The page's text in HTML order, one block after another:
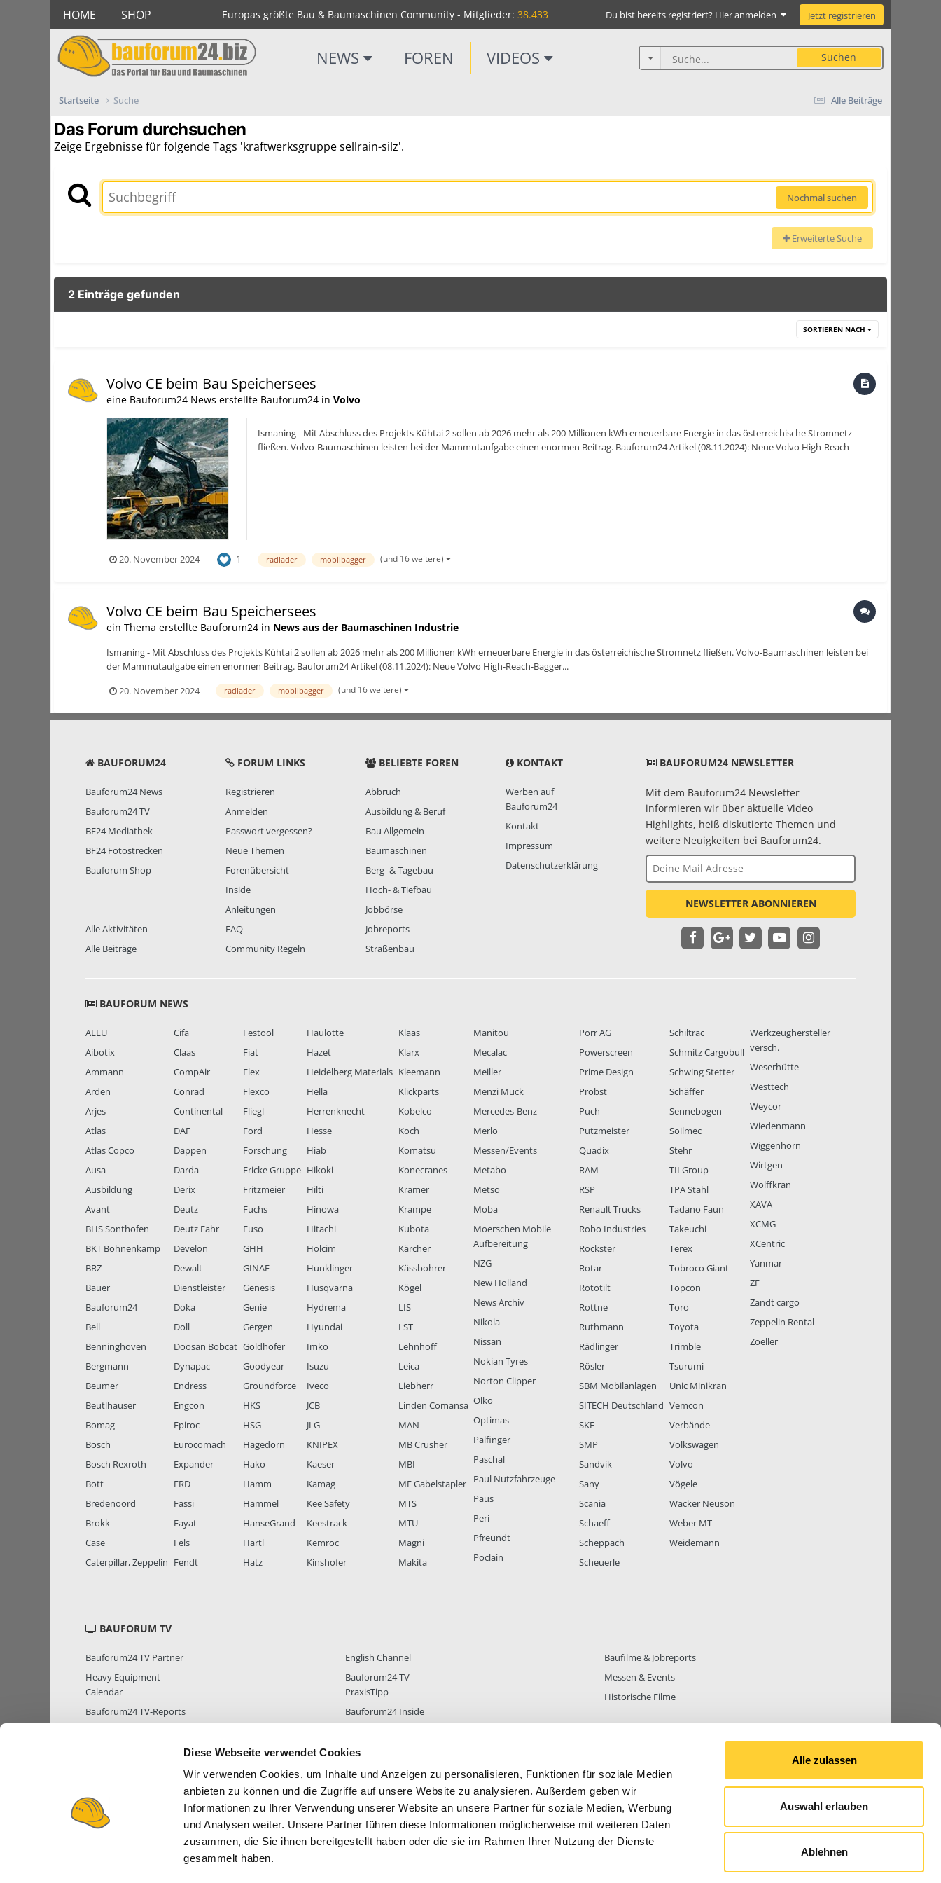
Diese Webseite verwendet Cookies
Wir verwenden Cookies, um Inhalte und Anzeigen zu personalisieren, Funktionen für soziale Medien
anbieten zu können und die Zugriffe auf unsere Website zu analysieren. Außerdem geben wir
Informationen zu Ihrer Verwendung unserer Website an unsere Partner für soziale Medien, Werbung
und Analysen weiter. Unsere Partner führen diese Informationen möglicherweise mit weiteren Daten
zusammen, die Sie ihnen bereitgestellt haben oder die sie im Rahmen Ihrer Nutzung der Dienste
gesammelt haben.
Alle zulassen
Auswahl erlauben
Ablehnen
HOME SHOP Europas größte Bau & Baumaschinen Community - Mitglieder: 38.433 Du bist bereits registriert? Hier anmelden Jetzt registrieren
NEWS FOREN VIDEOS Suchen
Alle Beiträge
Startseite Suche
Das Forum durchsuchen
Zeige Ergebnisse für folgende Tags 'kraftwerksgruppe sellrain-silz'.
Nochmal suchen
Erweiterte Suche
2 Einträge gefunden
SORTIEREN NACH
Volvo CE beim Bau Speichersees
eine Bauforum24 News erstellte Bauforum24 in Volvo
Ismaning - Mit Abschluss des Projekts Kühtai 2 sollen ab 2026 mehr als 200 Millionen kWh erneuerbare Energie in das österreichische Stromnetz
fließen. Volvo-Baumaschinen leisten bei der Mammutaufgabe einen enormen Beitrag. Bauforum24 Artikel (08.11.2024): Neue Volvo High-Reach-
20. November 2024 1 radlader mobilbagger (und 16 weitere)
Volvo CE beim Bau Speichersees
ein Thema erstellte Bauforum24 in News aus der Baumaschinen Industrie
Ismaning - Mit Abschluss des Projekts Kühtai 2 sollen ab 2026 mehr als 200 Millionen kWh erneuerbare Energie in das österreichische Stromnetz fließen. Volvo-Baumaschinen leisten bei
der Mammutaufgabe einen enormen Beitrag. Bauforum24 Artikel (08.11.2024): Neue Volvo High-Reach-Bagger...
20. November 2024
radlader mobilbagger (und 16 weitere)
BAUFORUM24
Bauforum24 News
Bauforum24 TV
BF24 Mediathek
BF24 Fotostrecken
Bauforum Shop
Alle Aktivitäten
Alle Beiträge
FORUM LINKS
Registrieren
Anmelden
Passwort vergessen?
Neue Themen
Forenübersicht
Inside
Anleitungen
FAQ
Community Regeln
BELIEBTE FOREN
Abbruch
Ausbildung & Beruf
Bau Allgemein
Baumaschinen
Berg- & Tagebau
Hoch- & Tiefbau
Jobbörse
Jobreports
Straßenbau
KONTAKT
Werben auf
Bauforum24
Kontakt
Impressum
Datenschutzerklärung
BAUFORUM24 NEWSLETTER
Mit dem Bauforum24 Newsletter
informieren wir über aktuelle Video
Highlights, heiß diskutierte Themen und
weitere Neuigkeiten bei Bauforum24.
NEWSLETTER ABONNIEREN
BAUFORUM NEWS
ALLU
Aibotix
Ammann
Arden
Arjes
Atlas
Atlas Copco
Ausa
Ausbildung
Avant
BHS Sonthofen
BKT Bohnenkamp
BRZ
Bauer
Bauforum24
Bell
Benninghoven
Bergmann
Beumer
Beutlhauser
Bomag
Bosch
Bosch Rexroth
Bott
Bredenoord
Brokk
Case
Caterpillar, Zeppelin
Cifa
Claas
CompAir
Conrad
Continental
DAF
Dappen
Darda
Derix
Deutz
Deutz Fahr
Develon
Dewalt
Dienstleister
Doka
Doll
Doosan Bobcat
Dynapac
Endress
Engcon
Epiroc
Eurocomach
Expander
FRD
Fassi
Fayat
Fels
Fendt
Festool
Fiat
Flex
Flexco
Fliegl
Ford
Forschung
Fricke Gruppe
Fritzmeier
Fuchs
Fuso
GHH
GINAF
Genesis
Genie
Gergen
Goldhofer
Goodyear
Groundforce
HKS
HSG
Hagedorn
Hako
Hamm
Hammel
HanseGrand
Hartl
Hatz
Haulotte
Hazet
Heidelberg Materials
Hella
Herrenknecht
Hesse
Hiab
Hikoki
Hilti
Hinowa
Hitachi
Holcim
Hunklinger
Husqvarna
Hydrema
Hyundai
Imko
Isuzu
Iveco
JCB
JLG
KNIPEX
Kaeser
Kamag
Kee Safety
Keestrack
Kemroc
Kinshofer
Klaas
Klarx
Kleemann
Klickparts
Kobelco
Koch
Komatsu
Konecranes
Kramer
Krampe
Kubota
Kärcher
Kässbohrer
Kögel
LIS
LST
Lehnhoff
Leica
Liebherr
Linden Comansa
MAN
MB Crusher
MBI
MF Gabelstapler
MTS
MTU
Magni
Makita
Manitou
Mecalac
Meiller
Menzi Muck
Mercedes-Benz
Merlo
Messen/Events
Metabo
Metso
Moba
Moerschen Mobile
Aufbereitung
NZG
New Holland
News Archiv
Nikola
Nissan
Nokian Tyres
Norton Clipper
Olko
Optimas
Palfinger
Paschal
Paul Nutzfahrzeuge
Paus
Peri
Pfreundt
Poclain
Porr AG
Powerscreen
Prime Design
Probst
Puch
Putzmeister
Quadix
RAM
RSP
Renault Trucks
Robo Industries
Rockster
Rotar
Rototilt
Rottne
Ruthmann
Rädlinger
Rösler
SBM Mobilanlagen
SITECH Deutschland
SKF
SMP
Sandvik
Sany
Scania
Schaeff
Scheppach
Scheuerle
Schiltrac
Schmitz Cargobull
Schwing Stetter
Schäffer
Sennebogen
Soilmec
Stehr
TII Group
TPA Stahl
Tadano Faun
Takeuchi
Terex
Tobroco Giant
Topcon
Toro
Toyota
Trimble
Tsurumi
Unic Minikran
Vemcon
Verbände
Volkswagen
Volvo
Vögele
Wacker Neuson
Weber MT
Weidemann
Werkzeughersteller
versch.
Weserhütte
Westtech
Weycor
Wiedenmann
Wiggenhorn
Wirtgen
Wolffkran
XAVA
XCMG
XCentric
Yanmar
ZF
Zandt cargo
Zeppelin Rental
Zoeller
BAUFORUM TV
Bauforum24 TV Partner
Heavy Equipment
Calendar
Bauforum24 TV-Reports
English Channel
Bauforum24 TV
PraxisTipp
Bauforum24 Inside
Baufilme & Jobreports
Messen & Events
Historische Filme
MITGLIEDER STATISTIK MITGLIEDER38.433 FOREN STATISTIK ALLE THEMEN BEITRÄGE GESAMT842.665
© 2026 Bauforum24.biz